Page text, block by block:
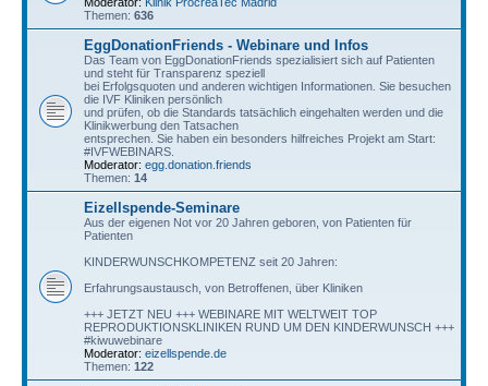
Themen: 636
EggDonationFriends - Webinare und Infos
Das Team von EggDonationFriends spezialisiert sich auf Patienten
und steht für Transparenz speziell
bei Erfolgsquoten und anderen wichtigen Informationen. Sie besuchen
die IVF Kliniken persönlich
und prüfen, ob die Standards tatsächlich eingehalten werden und die
Klinikwerbung den Tatsachen
entsprechen. Sie haben ein besonders hilfreiches Projekt am Start:
#IVFWEBINARS.
Moderator: egg.donation.friends
Themen: 14
Eizellspende-Seminare
Aus der eigenen Not vor 20 Jahren geboren, von Patienten für
Patienten
KINDERWUNSCHKOMPETENZ seit 20 Jahren:
Erfahrungsaustausch, von Betroffenen, über Kliniken
+++ JETZT NEU +++ WEBINARE MIT WELTWEIT TOP
REPRODUKTIONSKLINIKEN RUND UM DEN KINDERWUNSCH +++
#kiwuwebinare
Moderator: eizellspende.de
Themen: 122